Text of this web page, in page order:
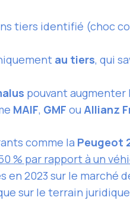
tiers identifié (choc
au tiers, qui
pouvant augmenter
MAIF, GMF ou Allianz
comme la Peugeot
% par rapport à un
en 2023 sur le marché
sur le terrain